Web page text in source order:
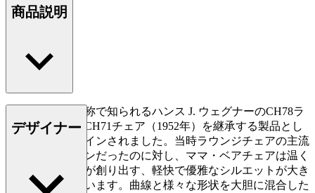
商品説明
ママ・ベアの愛称で知られるハンス J. ウェグナーのCH78ラ
ウンジチェア。CH71チェア（1952年）を継承する製品とし
て1954年にデザインされました。当時ラウンジチェアの主流
が重厚なデザインだったのに対し、ママ・ベアチェアは温く
もりのある曲線が創り出す、軽快で優雅なシルエットが大き
な特徴となっています。曲線と様々な形状を大胆に混合した
デザイナー